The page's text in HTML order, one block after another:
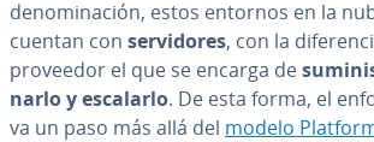
de­no­mi­na­ción, estos entornos en la
cuentan con se­r­vi­do­res, con la
proveedor el que se encarga de
nar­lo y escalarlo. De esta forma, el
va un paso más allá del modelo